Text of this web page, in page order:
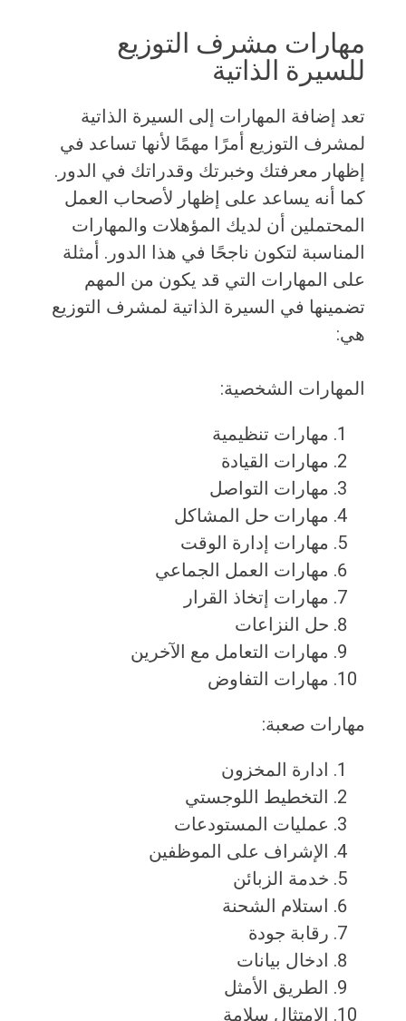
مهارات مشرف التوزيع
للسيرة الذاتية
تعد إضافة المهارات إلى السيرة الذاتية
لمشرف التوزيع أمرًا مهمًا لأنها تساعد في
إظهار معرفتك وخبرتك وقدراتك في الدور.
كما أنه يساعد على إظهار لأصحاب العمل
المحتملين أن لديك المؤهلات والمهارات
المناسبة لتكون ناجحًا في هذا الدور. أمثلة
على المهارات التي قد يكون من المهم
تضمينها في السيرة الذاتية لمشرف التوزيع
هي:
المهارات الشخصية:
مهارات تنظيمية
مهارات القيادة
مهارات التواصل
مهارات حل المشاكل
مهارات إدارة الوقت
مهارات العمل الجماعي
مهارات إتخاذ القرار
حل النزاعات
مهارات التعامل مع الآخرين
مهارات التفاوض
مهارات صعبة:
ادارة المخزون
التخطيط اللوجستي
عمليات المستودعات
الإشراف على الموظفين
خدمة الزبائن
استلام الشحنة
رقابة جودة
ادخال بيانات
الطريق الأمثل
الامتثال سلامة